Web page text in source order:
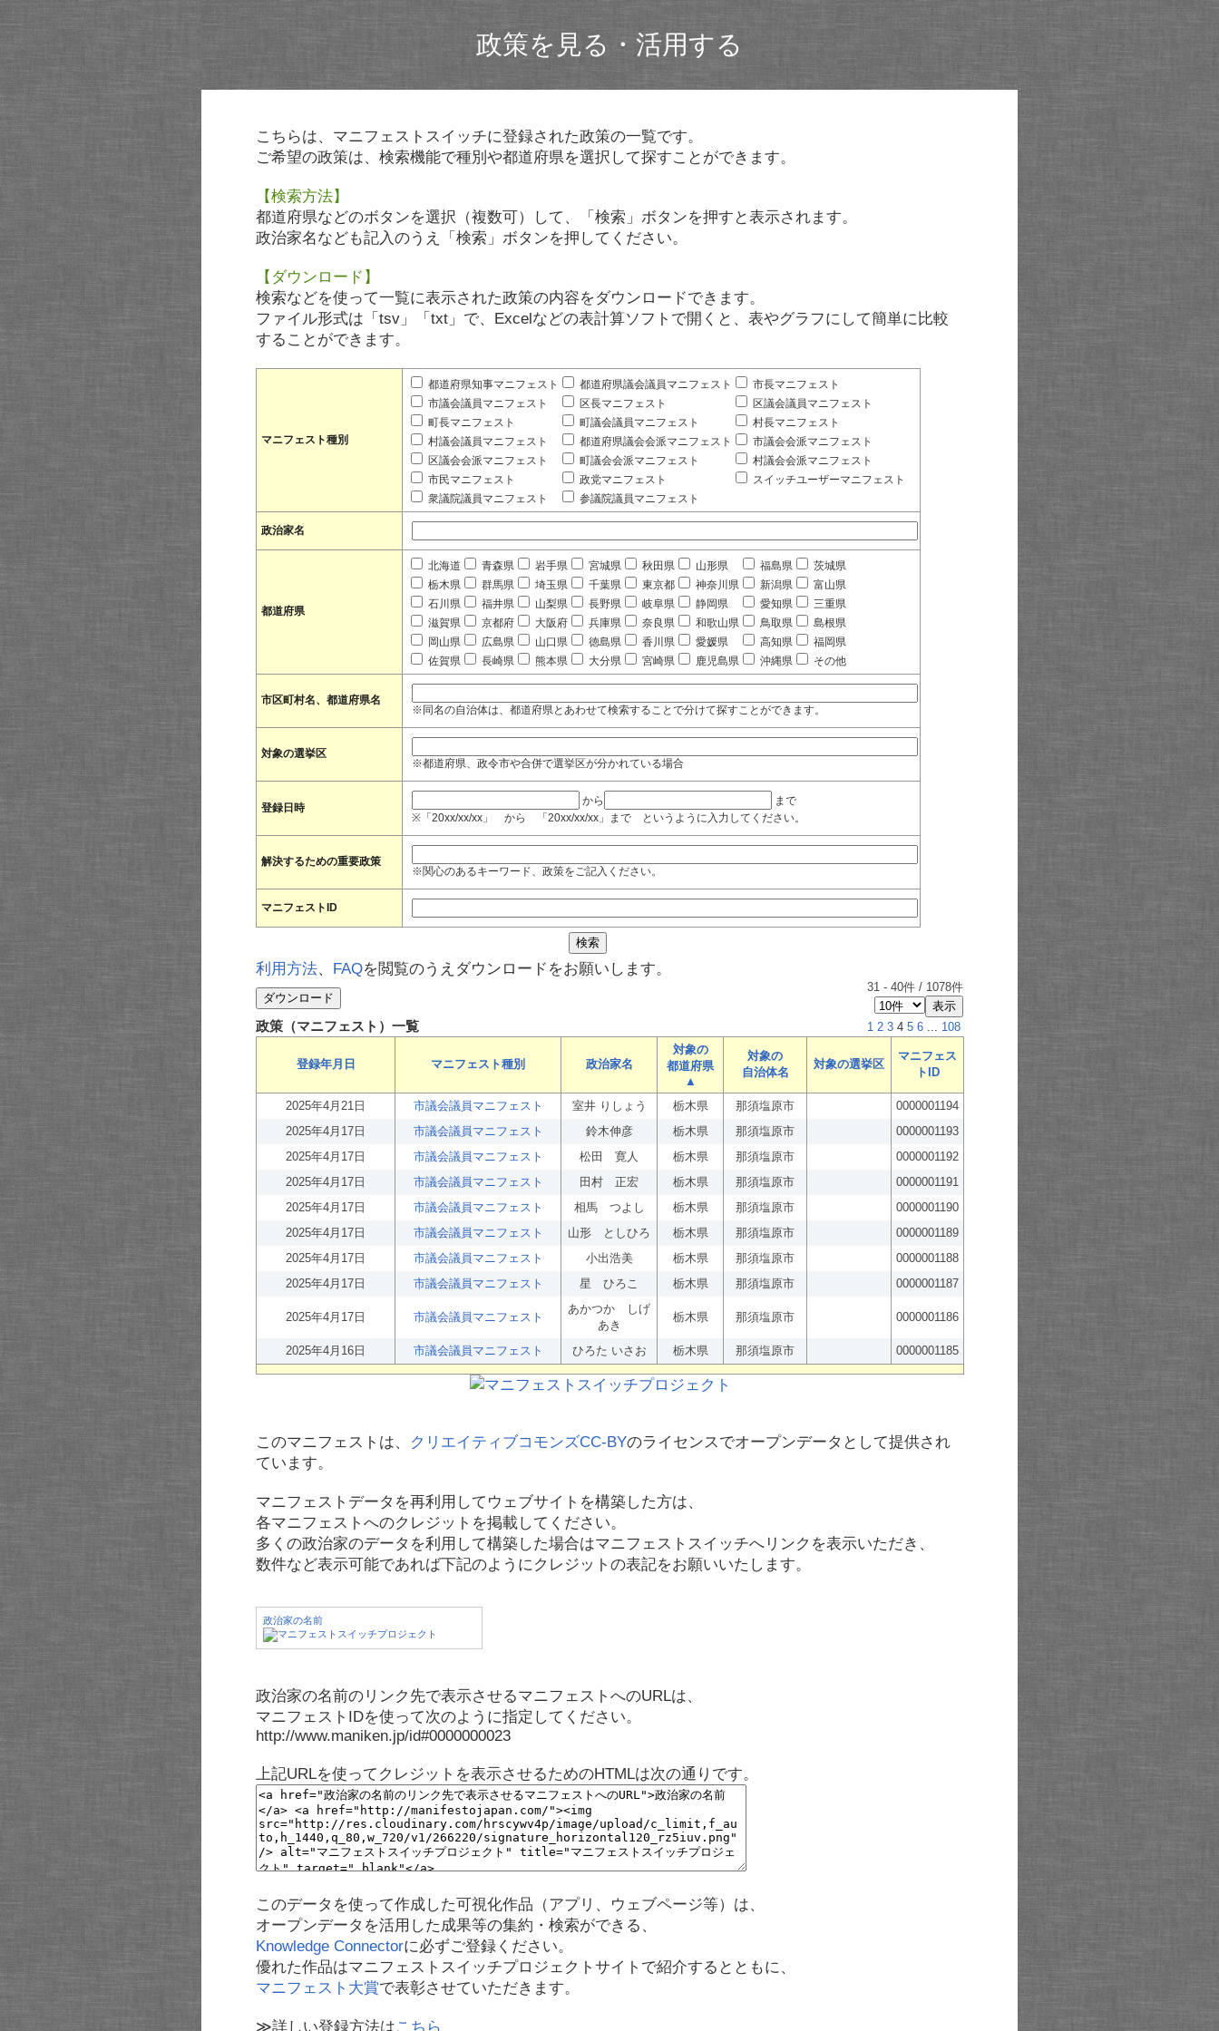
政策を見る・活用する
こちらは、マニフェストスイッチに登録された政策の一覧です。
ご希望の政策は、検索機能で種別や都道府県を選択して探すことができます。
【検索方法】
都道府県などのボタンを選択（複数可）して、「検索」ボタンを押すと表示されます。
政治家名なども記入のうえ「検索」ボタンを押してください。
【ダウンロード】
検索などを使って一覧に表示された政策の内容をダウンロードできます。
ファイル形式は「tsv」「txt」で、Excelなどの表計算ソフトで開くと、表やグラフにして簡単に比較
することができます。
マニフェスト種別
都道府県知事マニフェスト 都道府県議会議員マニフェスト
市長マニフェスト
市議会議員マニフェスト
区長マニフェスト
区議会議員マニフェスト
町長マニフェスト
町議会議員マニフェスト
村長マニフェスト
村議会議員マニフェスト
都道府県議会会派マニフェスト
市議会会派マニフェスト
区議会会派マニフェスト
町議会会派マニフェスト
村議会会派マニフェスト
市民マニフェスト
政党マニフェスト
スイッチユーザーマニフェスト
衆議院議員マニフェスト
参議院議員マニフェスト
政治家名
都道府県
北海道 青森県 岩手県 宮城県 秋田県 山形県 福島県
茨城県
栃木県
群馬県 埼玉県 千葉県 東京都 神奈川県 新潟県
富山県
石川県
福井県 山梨県 長野県 岐阜県 静岡県 愛知県
三重県
滋賀県
京都府 大阪府 兵庫県 奈良県 和歌山県 鳥取県
島根県
岡山県
広島県 山口県 徳島県 香川県 愛媛県 高知県
福岡県
佐賀県
長崎県 熊本県 大分県 宮崎県 鹿児島県 沖縄県 その他
市区町村名、都道府県名
※同名の自治体は、都道府県とあわせて検索することで分けて探すことができます。
対象の選挙区
※都道府県、政令市や合併で選挙区が分かれている場合
登録日時
から
まで
※「20xx/xx/xx」 から 「20xx/xx/xx」まで というように入力してください。
解決するための重要政策
※関心のあるキーワード、政策をご記入ください。
マニフェストID
利用方法、 FAQを閲覧のうえダウンロードをお願いします。
31 - 40件 / 1078件
政策（マニフェスト）一覧 1 2 3 4 5 6 ... 108
登録年月日 マニフェスト種別 政治家名
対象の
都道府県
▲
対象の
自治体名
対象の選挙区
マニフェス
トID
2025年4月21日 市議会議員マニフェスト 室井 りしょう 栃木県 那須塩原市
0000001194
2025年4月17日
市議会議員マニフェスト 鈴木伸彦 栃木県 那須塩原市
0000001193
2025年4月17日
市議会議員マニフェスト 松田 寛人 栃木県 那須塩原市
0000001192
2025年4月17日
市議会議員マニフェスト 田村 正宏 栃木県 那須塩原市
0000001191
2025年4月17日
市議会議員マニフェスト 相馬 つよし 栃木県 那須塩原市
0000001190
2025年4月17日
市議会議員マニフェスト 山形 としひろ 栃木県 那須塩原市
0000001189
2025年4月17日
市議会議員マニフェスト 小出浩美 栃木県 那須塩原市
0000001188
2025年4月17日
市議会議員マニフェスト 星 ひろこ 栃木県 那須塩原市 0000001187
2025年4月17日 市議会議員マニフェスト
あかつか しげ
あき
栃木県 那須塩原市 0000001186
2025年4月16日 市議会議員マニフェスト ひろた いさお 栃木県 那須塩原市 0000001185
このマニフェストは、 クリエイティブコモンズCC-BYのライセンスでオープンデータとして提供され
ています。
マニフェストデータを再利用してウェブサイトを構築した方は、
各マニフェストへのクレジットを掲載してください。
多くの政治家のデータを利用して構築した場合はマニフェストスイッチへリンクを表示いただき、
数件など表示可能であれば下記のようにクレジットの表記をお願いいたします。
政治家の名前
政治家の名前のリンク先で表示させるマニフェストへのURLは、
マニフェストIDを使って次のように指定してください。
http://www.maniken.jp/id#0000000023
上記URLを使ってクレジットを表示させるためのHTMLは次の通りです。
このデータを使って作成した可視化作品（アプリ、ウェブページ等）は、
オープンデータを活用した成果等の集約・検索ができる、
Knowledge Connectorに必ずご登録ください。
優れた作品はマニフェストスイッチプロジェクトサイトで紹介するとともに、
マニフェスト大賞で表彰させていただきます。
≫詳しい登録方法はこちら